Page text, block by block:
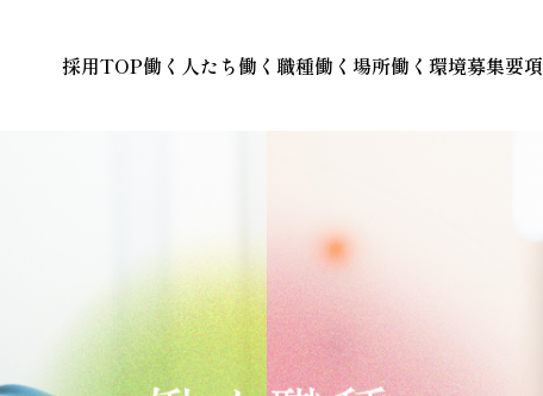
採用TOP働く人たち働く職種働く場所働く環境募集要項